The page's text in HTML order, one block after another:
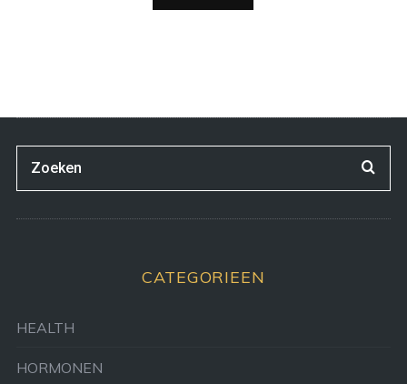
CATEGORIEEN
HEALTH
HORMONEN